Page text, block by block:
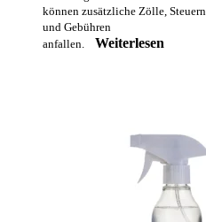
können zusätzliche Zölle, Steuern
und Gebühren
anfallen.
Weiterlesen